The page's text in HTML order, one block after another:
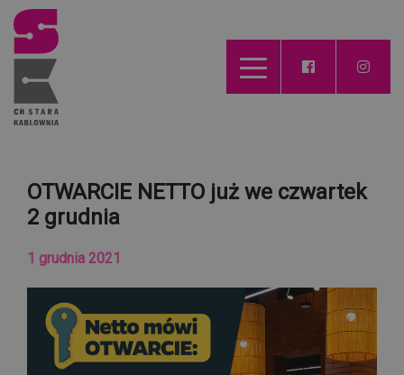
OTWARCIE NETTO już we czwartek
2 grudnia
1 grudnia 2021